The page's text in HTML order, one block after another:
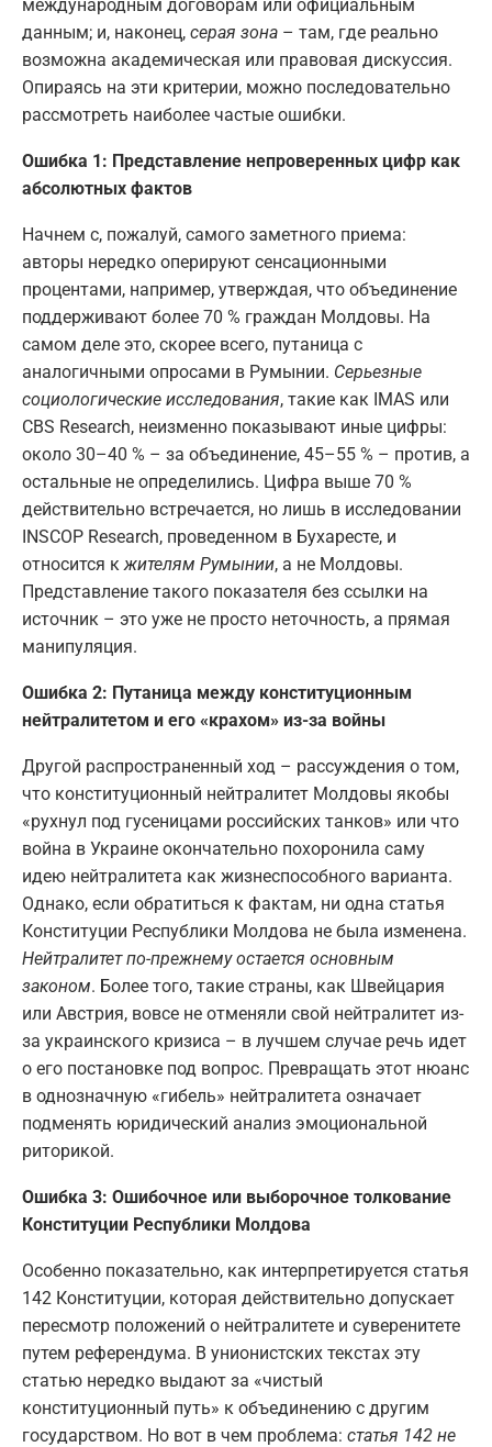
международным договорам или официальным
данным; и, наконец, серая зона – там, где реально
возможна академическая или правовая дискуссия.
Опираясь на эти критерии, можно последовательно
рассмотреть наиболее частые ошибки.
Ошибка 1: Представление непроверенных цифр как
абсолютных фактов
Начнем с, пожалуй, самого заметного приема:
авторы нередко оперируют сенсационными
процентами, например, утверждая, что объединение
поддерживают более 70 % граждан Молдовы. На
самом деле это, скорее всего, путаница с
аналогичными опросами в Румынии. Серьезные
социологические исследования, такие как IMAS или
CBS Research, неизменно показывают иные цифры:
около 30–40 % – за объединение, 45–55 % – против, а
остальные не определились. Цифра выше 70 %
действительно встречается, но лишь в исследовании
INSCOP Research, проведенном в Бухаресте, и
относится кжителям Румынии, а не Молдовы.
Представление такого показателя без ссылки на
источник – это уже не просто неточность, а прямая
манипуляция.
Ошибка 2: Путаница между конституционным
нейтралитетом и его «крахом» из-за войны
Другой распространенный ход – рассуждения о том,
что конституционный нейтралитет Молдовы якобы
«рухнул под гусеницами российских танков» или что
война в Украине окончательно похоронила саму
идею нейтралитета как жизнеспособного варианта.
Однако, если обратиться к фактам, ни одна статья
Конституции Республики Молдова не была изменена.
Нейтралитет по-прежнему остается основным
законом. Более того, такие страны, как Швейцария
или Австрия, вовсе не отменяли свой нейтралитет из-
за украинского кризиса – в лучшем случае речь идет
о его постановке под вопрос. Превращать этот нюанс
в однозначную «гибель» нейтралитета означает
подменять юридический анализ эмоциональной
риторикой.
Ошибка 3: Ошибочное или выборочное толкование
Конституции Республики Молдова
Особенно показательно, как интерпретируется статья
142 Конституции, которая действительно допускает
пересмотр положений о нейтралитете и суверенитете
путем референдума. В унионистских текстах эту
статью нередко выдают за «чистый
конституционный путь» к объединению с другим
государством. Но вот в чем проблема: статья 142 не